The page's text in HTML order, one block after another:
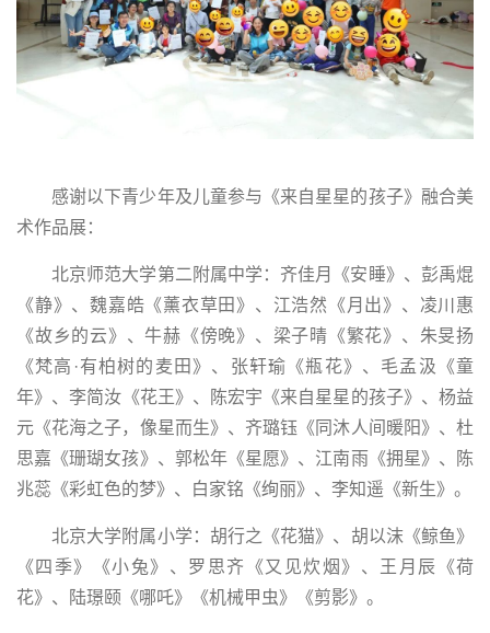
感谢以下青少年及儿童参与《来自星星的孩子》融合美
术作品展：
北京师范大学第二附属中学： 齐佳月《安睡》、 彭禹焜
《静》、 魏嘉皓《薰衣草田》、 江浩然《月出》、 凌川惠
《故乡的云》、牛赫《傍晚》、 梁子晴《繁花》、 朱旻扬
《梵高·有柏树的麦田》、 张轩瑜《瓶花》、 毛孟汲《童
年》、 李简汝《花王》、 陈宏宇《来自星星的孩子》、 杨益
元《花海之子， 像星而生》、 齐璐钰《同沐人间暖阳》、杜
思嘉《珊瑚女孩》、 郭松年《星愿》、 江南雨《拥星》、
陈
兆蕊《彩虹色的梦》、
白家铭《绚丽》、 李知遥《新生》。
北京大学附属小学： 胡行之《花猫》、 胡以沫《鲸鱼》
《四季》《小兔》、 罗思齐《又见炊烟》、
王月辰《荷
花》 、 陆璟颐《哪吒》《机械甲虫》《剪影》。